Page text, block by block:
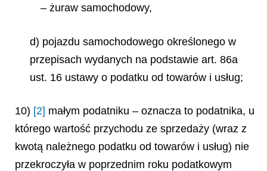
– żuraw samochodowy,
d) pojazdu samochodowego określonego w
przepisach wydanych na podstawie art. 86a
ust. 16 ustawy o podatku od towarów i usług;
10) [2] małym podatniku – oznacza to podatnika, u
którego wartość przychodu ze sprzedaży (wraz z
kwotą należnego podatku od towarów i usług) nie
przekroczyła w poprzednim roku podatkowym